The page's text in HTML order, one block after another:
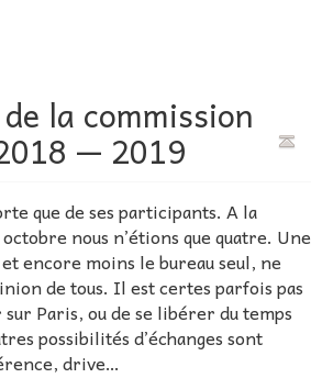
la commission
— 2019
que de ses participants. A la
nous n’étions que quatre. Une
encore moins le bureau seul, ne
de tous. Il est certes parfois pas
Paris, ou de se libérer du temps
possibilités d’échanges sont
drive…